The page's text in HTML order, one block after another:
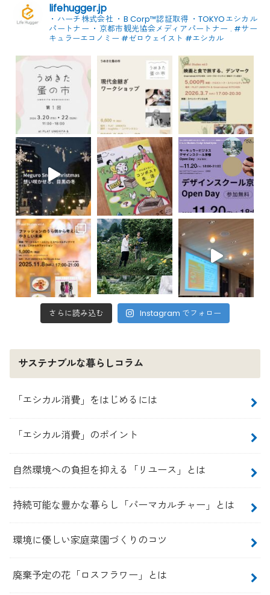
lifehugger.jp
・ハーチ株式会社 ・B Corp™認証取得 ・TOKYOエシカル
パートナー ・京都市観光協会メディアパートナー . #サー
キュラーエコノミー #ゼロウェイスト #エシカル
さらに読み込む Instagram でフォロー
サステナブルな暮らしコラム
「エシカル消費」をはじめるには
「エシカル消費」のポイント
自然環境への負担を抑える「リユース」とは
持続可能な豊かな暮らし「パーマカルチャー」とは
環境に優しい家庭菜園づくりのコツ
廃棄予定の花「ロスフラワー」とは